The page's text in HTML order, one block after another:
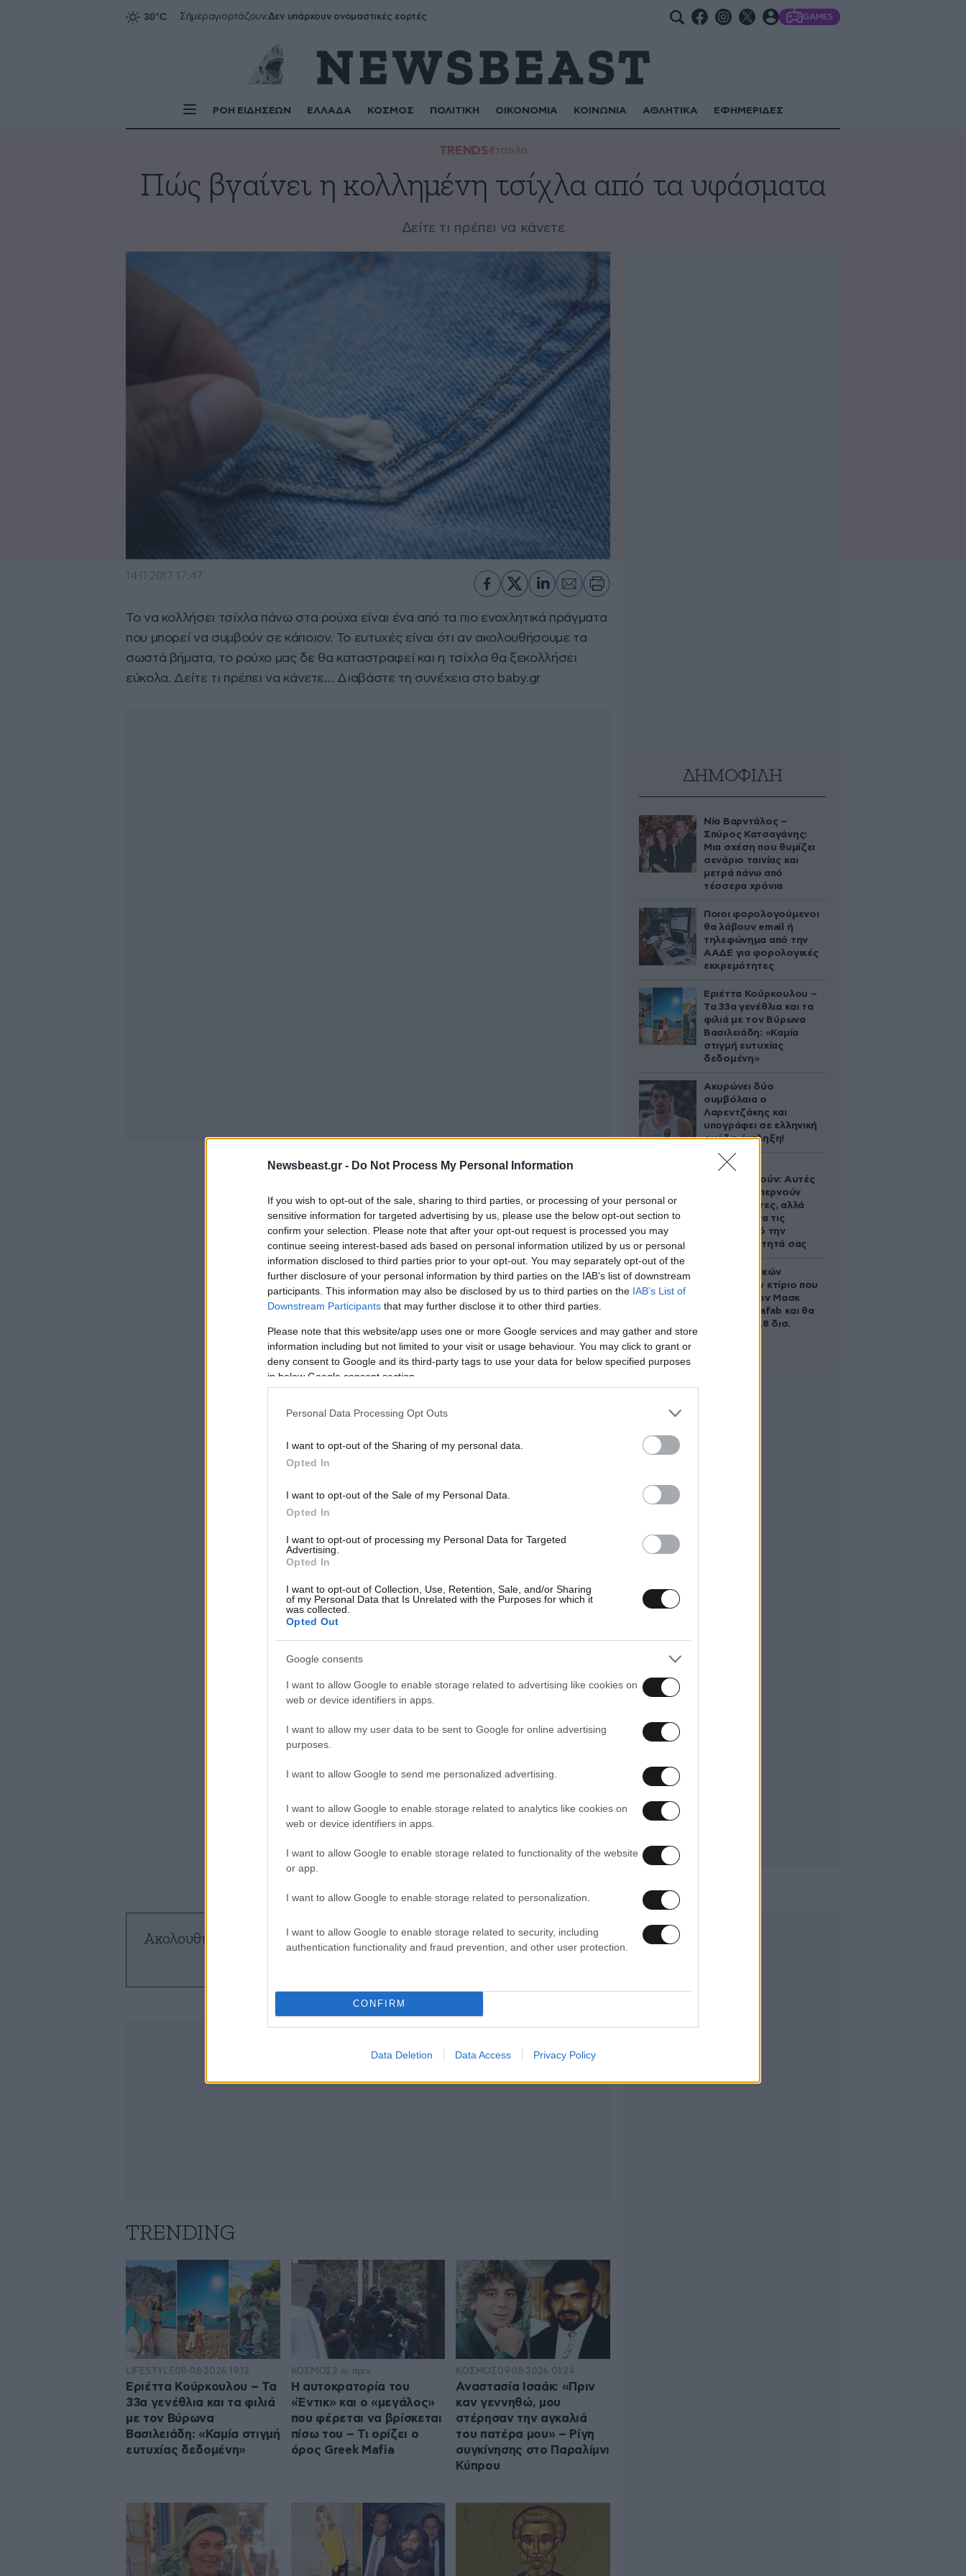
Newsbeast.gr - Do Not Process My Personal Information
If you wish to opt-out of the sale, sharing to third parties, or processing of your personal or
sensitive information for targeted advertising by us, please use the below opt-out section to
confirm your selection. Please note that after your opt-out request is processed you may
continue seeing interest-based ads based on personal information utilized by us or personal
information disclosed to third parties prior to your opt-out. You may separately opt-out of the
further disclosure of your personal information by third parties on the IAB’s list of downstream
participants. This information may also be disclosed by us to third parties on the IAB’s List of
Downstream Participants that may further disclose it to other third parties.
Please note that this website/app uses one or more Google services and may gather and store
information including but not limited to your visit or usage behaviour. You may click to grant or
deny consent to Google and its third-party tags to use your data for below specified purposes
in below Google consent section.
Personal Data Processing Opt Outs
I want to opt-out of the Sharing of my personal data.
Opted In
I want to opt-out of the Sale of my Personal Data.
Opted In
I want to opt-out of processing my Personal Data for Targeted
Advertising.
Opted In
I want to opt-out of Collection, Use, Retention, Sale, and/or Sharing
of my Personal Data that Is Unrelated with the Purposes for which it
was collected.
Opted Out
Google consents
I want to allow Google to enable storage related to advertising like cookies on
web or device identifiers in apps.
I want to allow my user data to be sent to Google for online advertising
purposes.
I want to allow Google to send me personalized advertising.
I want to allow Google to enable storage related to analytics like cookies on
web or device identifiers in apps.
I want to allow Google to enable storage related to functionality of the website
or app.
I want to allow Google to enable storage related to personalization.
I want to allow Google to enable storage related to security, including
authentication functionality and fraud prevention, and other user protection.
CONFIRM
Data Deletion Data Access Privacy Policy
Σήμεραγιορτάζουν:Δεν υπάρχουν ονομαστικές εορτές GAMES
ΡΟΗ ΕΙΔΗΣΕΩΝ ΕΛΛΑΔΑ ΚΟΣΜΟΣ ΠΟΛΙΤΙΚΗ ΟΙΚΟΝΟΜΙΑ ΚΟΙΝΩΝΙΑ ΑΘΛΗΤΙΚΑ ΕΦΗΜΕΡΙΔΕΣ
TRENDS#τσίχλα
Πώς βγαίνει η κολλημένη τσίχλα από τα υφάσματα
Δείτε τι πρέπει να κάνετε
14·11·2017 17:47
Το να κολλήσει τσίχλα πάνω στα ρούχα είναι ένα από τα πιο ενοχλητικά πράγματα
που μπορεί να συμβούν σε κάποιον. Το ευτυχές είναι ότι αν ακολουθήσουμε τα
σωστά βήματα, το ρούχο μας δε θα καταστραφεί και η τσίχλα θα ξεκολλήσει
εύκολα. Δείτε τι πρέπει να κάνετε… Διαβάστε τη συνέχεια στο baby.gr
ΔΗΜΟΦΙΛΗ
Νία Βαρντάλος –
Σπύρος Κατσαγάνης:
Μια σχέση που θυμίζει
σενάριο ταινίας και
μετρά πάνω από
τέσσερα χρόνια
Ποιοι φορολογούμενοι
θα λάβουν email ή
τηλεφώνημα από την
ΑΑΔΕ για φορολογικές
εκκρεμότητες
Εριέττα Κούρκουλου –
Τα 33α γενέθλια και τα
φιλιά με τον Βύρωνα
Βασιλειάδη: «Καμία
στιγμή ευτυχίας
δεδομένη»
Ακυρώνει δύο
συμβόλαια ο
Λαρεντζάκης και
υπογράφει σε ελληνική
ομάδα-έκπληξη!
Ογκολόγοι
προειδοποιούν: Αυτές
οι τροφές, περνούν
απαρατήρητες, αλλά
καλό είναι να τις
βγάλετε από την
καθημερινότητά σας
Το φαραωνικών
διαστάσεων κτίριο που
χτίζει ο Έλον Μασκ
λέγεται Terafab και θα
κοστίσει 16,8 δισ.
Ακολουθήστε το NEWSBEASTστοGoogle Newsκαι μάθετε πρώτοι
TRENDING
LIFESTYLE08·08·2026 19:12
Εριέττα Κούρκουλου – Τα
33α γενέθλια και τα φιλιά
με τον Βύρωνα
Βασιλειάδη: «Καμία στιγμή
ευτυχίας δεδομένη»
ΚΟΣΜΟΣ2 ω. πριν
Η αυτοκρατορία του
«Έντικ» και ο «μεγάλος»
που φέρεται να βρίσκεται
πίσω του – Τι ορίζει ο
όρος Greek Mafia
ΚΟΣΜΟΣ09·08·2026 01:24
Αναστασία Ισαάκ: «Πριν
καν γεννηθώ, μου
στέρησαν την αγκαλιά
του πατέρα μου» – Ρίγη
συγκίνησης στο Παραλίμνι
Κύπρου